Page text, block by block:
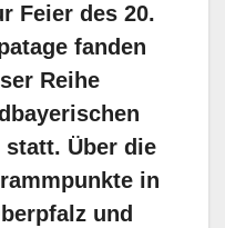
Feier des 20.
fanden
Reihe
statt. Über die
in
und